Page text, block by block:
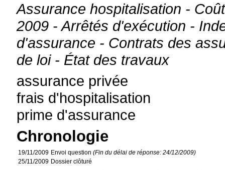
Assurance hospitalisation -
2009 - Arrêtés d'exécution -
d'assurance - Contrats des
de loi - État des travaux
assurance privée
frais d'hospitalisation
prime d'assurance
Chronologie
19/11/2009 Envoi question(Fin du délai de réponse: 24/12/2009)
25/11/2009 Dossier clôturé